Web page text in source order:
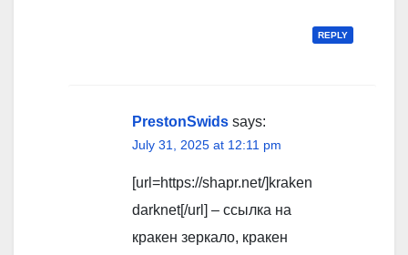
REPLY
PrestonSwids says:
July 31, 2025 at 12:11 pm
[url=https://shapr.net/]kraken
darknet[/url] – ссылка на
кракен зеркало, кракен